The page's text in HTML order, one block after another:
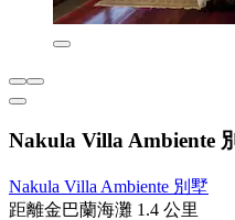
Nakula Villa Ambiente
Nakula Villa Ambiente 別墅
距離金巴蘭海灘 1.4 公里